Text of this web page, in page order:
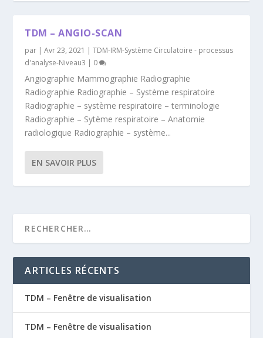
TDM – ANGIO-SCAN
par |Avr 23, 2021 |TDM-IRM-Système Circulatoire - processus
d'analyse-Niveau3 | 0
Angiographie Mammographie Radiographie
Radiographie Radiographie – Système respiratoire
Radiographie – système respiratoire – terminologie
Radiographie – Sytème respiratoire – Anatomie
radiologique Radiographie – système...
EN SAVOIR PLUS
ARTICLES RÉCENTS
TDM – Fenêtre de visualisation
TDM – Fenêtre de visualisation